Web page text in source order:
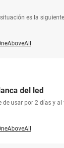
es la
del led
de usar por 2 días y